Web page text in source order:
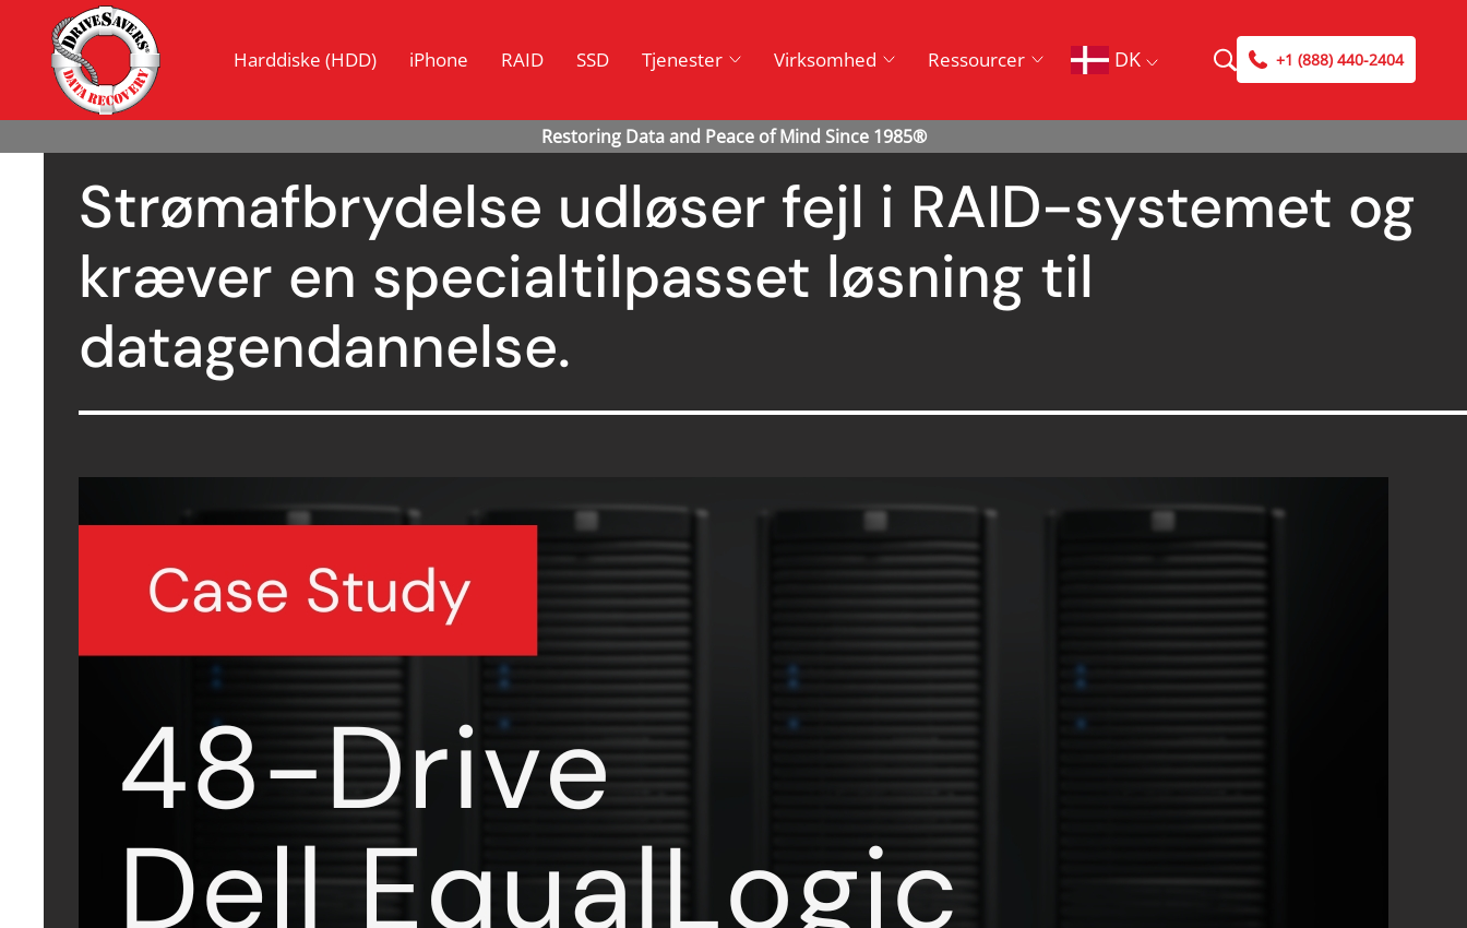
Harddiske (HDD) iPhone RAID SSD Tjenester Virksomhed Ressourcer DK +1 (888) 440-2404
Strømafbrydelse udløser fejl i RAID-systemet og
kræver en specialtilpasset løsning til
datagendannelse.